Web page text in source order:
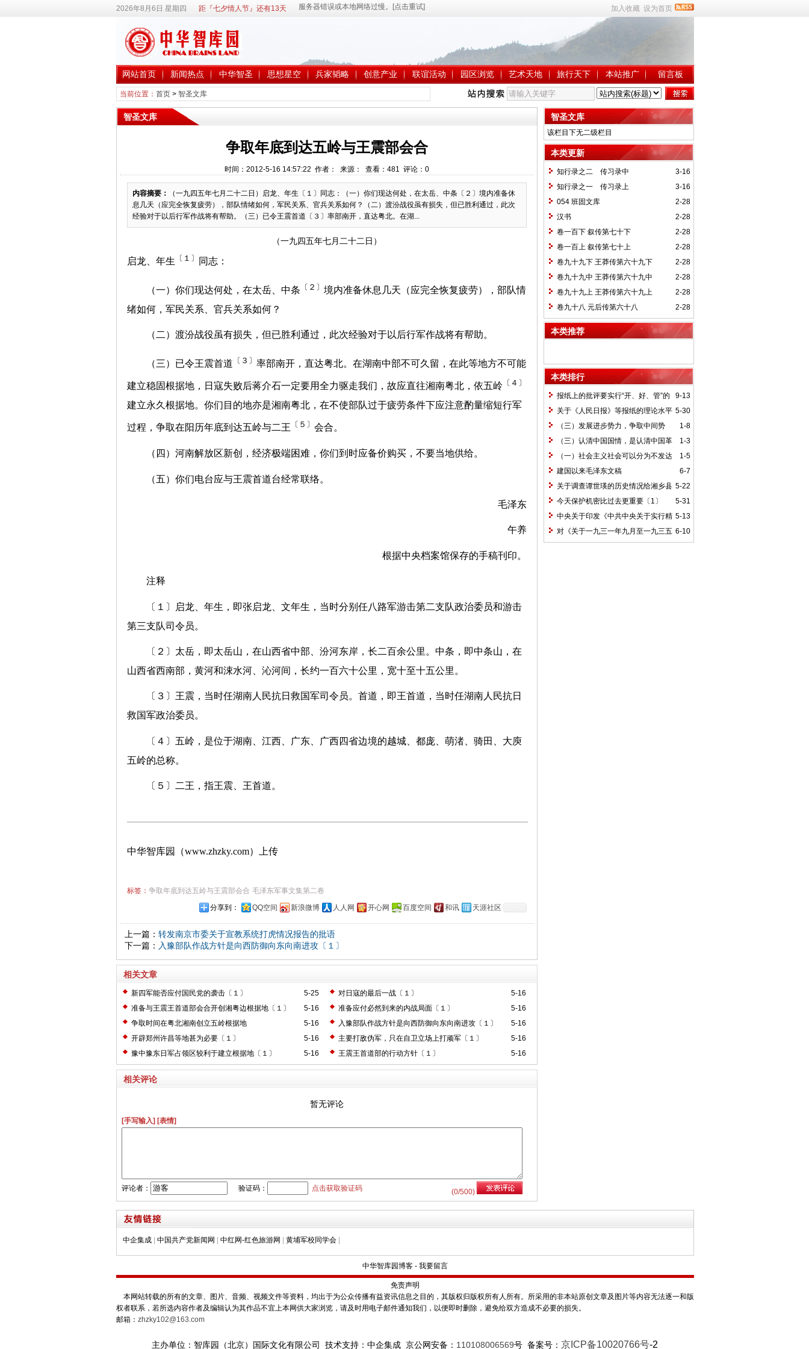
2026年8月6日 星期四 距『七夕情人节』还有13天 加入收藏 设为首页
网站首页 新闻热点 中华智圣 思想星空 兵家韬略 创意产业 联谊活动 园区浏览 艺术天地 旅行天下 本站推广 留言板
当前位置： 首页> 智圣文库
智圣文库
争取年底到达五岭与王震部会合
时间：2012-5-16 14:57:22 作者： 来源： 查看： 481 评论： 0
内容摘要：
（一九四五年七月二十二日）启龙、年生〔１〕同志：（一）你们现达何处，在太岳、中条〔２〕境内准备休
息几天（应完全恢复疲劳），部队情绪如何，军民关系、官兵关系如何？（二）渡汾战役虽有损失，但已胜利通过，此次
经验对于以后行军作战将有帮助。（三）已令王震首道〔３〕率部南开，直达粤北。在湖...
（一九四五年七月二十二日）
启龙、年生 〔１〕 同志：
（一）你们现达何处，在太岳、中条 〔２〕 境内准备休息几天（应完全恢复疲劳），部队情
绪如何，军民关系、官兵关系如何？
（二）渡汾战役虽有损失，但已胜利通过，此次经验对于以后行军作战将有帮助。
（三）已令王震首道 〔３〕 率部南开，直达粤北。在湖南中部不可久留，在此等地方不可能
建立稳固根据地，日寇失败后蒋介石一定要用全力驱走我们，故应直往湘南粤北，依五岭〔４〕
建立永久根据地。你们目的地亦是湘南粤北，在不使部队过于疲劳条件下应注意酌量缩短行军
过程，争取在阳历年底到达五岭与二王 〔５〕 会合。
（四）河南解放区新创，经济极端困难，你们到时应备价购买，不要当地供给。
（五）你们电台应与王震首道台经常联络。
毛泽东
午养
根据中央档案馆保存的手稿刊印。
注释
〔１〕启龙、年生，即张启龙、文年生，当时分别任八路军游击第二支队政治委员和游击
第三支队司令员。
〔２〕太岳，即太岳山，在山西省中部、汾河东岸，长二百余公里。中条，即中条山，在
山西省西南部，黄河和涑水河、沁河间，长约一百六十公里，宽十至十五公里。
〔３〕王震，当时任湖南人民抗日救国军司令员。首道，即王首道，当时任湖南人民抗日
救国军政治委员。
〔４〕五岭，是位于湖南、江西、广东、广西四省边境的越城、都庞、萌渚、骑田、大庾
五岭的总称。
〔５〕二王，指王震、王首道。
中华智库园（www.zhzky.com）上传
标签： 争取年底到达五岭与王震部会合 毛泽东军事文集第二卷
分享到：
QQ空间 新浪微博 人人网 开心网 百度空间 和讯 天涯社区
上一篇： 转发南京市委关于宣教系统打虎情况报告的批语
下一篇： 入豫部队作战方针是向西防御向东向南进攻〔１〕
相关文章
5-25
新四军能否应付国民党的袭击〔１〕 5-16
对日寇的最后一战〔１〕
5-16
准备与王震王首道部会合开创湘粤边根据地〔１〕 5-16
准备应付必然到来的内战局面〔１〕
5-16
争取时间在粤北湘南创立五岭根据地 5-16
入豫部队作战方针是向西防御向东向南进攻〔１〕
5-16
开辟郑州许昌等地甚为必要〔１〕 5-16
主要打敌伪军，只在自卫立场上打顽军〔１〕
5-16
豫中豫东日军占领区较利于建立根据地〔１〕 5-16
王震王首道部的行动方针〔１〕
相关评论
暂无评论
[手写输入] [表情]
(0/500)
评论者： 验证码： 点击获取验证码
智圣文库
该栏目下无二级栏目
本类更新
3-16
知行录之二 传习录中
3-16
知行录之一 传习录上
2-28
054 班固文库
2-28
汉书
2-28
卷一百下 叙传第七十下
2-28
卷一百上 叙传第七十上
2-28
卷九十九下 王莽传第六十九下
2-28
卷九十九中 王莽传第六十九中
2-28
卷九十九上 王莽传第六十九上
2-28
卷九十八 元后传第六十八
本类推荐
本类排行
9-13
报纸上的批评要实行“开、好、管”的
方针*
5-30
关于《人民日报》等报纸的理论水平
的批语〔1〕
1-8
（三）发展进步势力，争取中间势
力，孤立顽固势力
1-3
（三）认清中国国情，是认清中国革
命一切问题的基本依据
1-5
（一）社会主义社会可以分为不发达
和比较发达两个阶段
6-7
建国以来毛泽东文稿
5-22
关于调查谭世瑛的历史情况给湘乡县
委的信和给谭世瑛的复信
5-31
今天保护机密比过去更重要〔1〕
5-13
中央关于印发《中共中央关于实行精
兵简政、增产节约、反对贪污、反对浪费
和反对官僚主义的决定》的通知和毛泽东
6-10
对《关于一九三一年九月至一九三五
中企集成 | 中国共产党新闻网 | 中红网-红色旅游网 | 黄埔军校同学会 |
中华智库园博客- 我要留言
免责声明
本网站转载的所有的文章、图片、音频、视频文件等资料，均出于为公众传播有益资讯信息之目的，其版权归版权所有人所有。所采用的非本站原创文章及图片等内容无法逐一和版
权者联系，若所选内容作者及编辑认为其作品不宜上本网供大家浏览，请及时用电子邮件通知我们，以便即时删除，避免给双方造成不必要的损失。
邮箱： zhzky102@163.com
主办单位：智库园（北京）国际文化有限公司 技术支持：中企集成 京公网安备： 110108006569号 备案号： 京ICP备10020766号-2